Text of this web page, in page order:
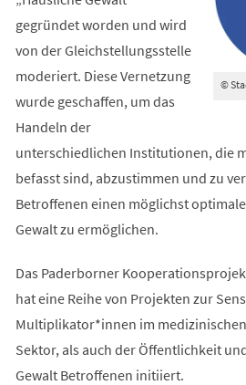
©
gegründet worden und wird
von der Gleichstellungsstelle
moderiert. Diese Vernetzung
wurde geschaffen, um das
Handeln der
unterschiedlichen Institutionen, die
befasst sind, abzustimmen und zu
Betroffenen einen möglichst
Gewalt zu ermöglichen.
Das Paderborner
hat eine Reihe von Projekten zur
Multiplikator*innen im
Sektor, als auch der Öffentlichkeit
Gewalt Betroffenen initiiert.